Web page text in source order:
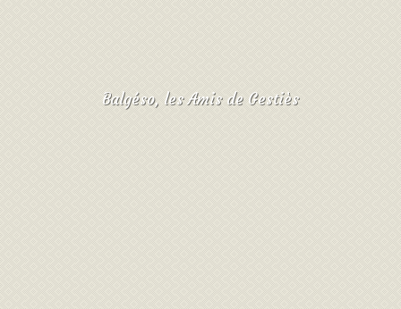
Balgéso, les Amis de Gestiès